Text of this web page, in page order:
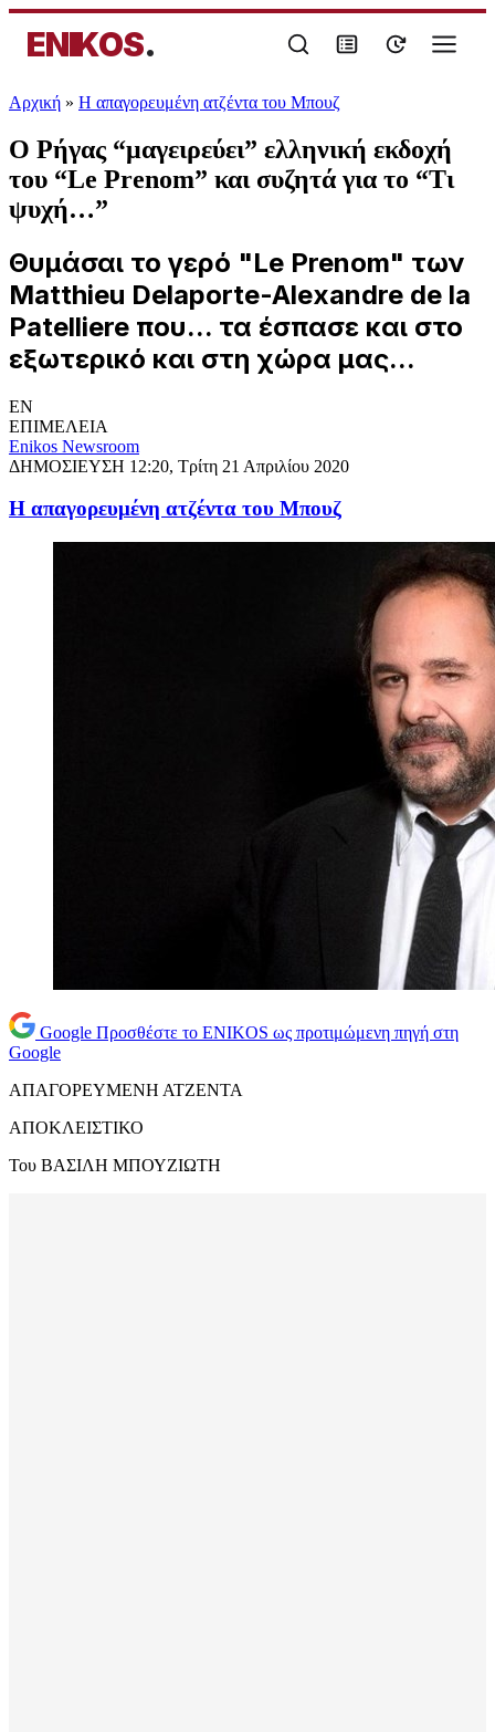
ENIKOS.
Αρχική » Η απαγορευμένη ατζέντα του Μπουζ
Ο Ρήγας “μαγειρεύει” ελληνική εκδοχή
του “Le Prenom” και συζητά για το “Τι
ψυχή…”
Θυμάσαι το γερό "Le Prenom" των
Matthieu Delaporte-Alexandre de la
Patelliere που... τα έσπασε και στο
εξωτερικό και στη χώρα μας...
EN
ΕΠΙΜΕΛΕΙΑ
Enikos Newsroom
ΔΗΜΟΣΙΕΥΣΗ 12:20, Τρίτη 21 Απριλίου 2020
Η απαγορευμένη ατζέντα του Μπουζ
Google Προσθέστε το ENIKOS ως προτιμώμενη πηγή στη
Google
ΑΠΑΓΟΡΕΥΜΕΝΗ ΑΤΖΕΝΤΑ
ΑΠΟΚΛΕΙΣΤΙΚΟ
Του ΒΑΣΙΛΗ ΜΠΟΥΖΙΩΤΗ